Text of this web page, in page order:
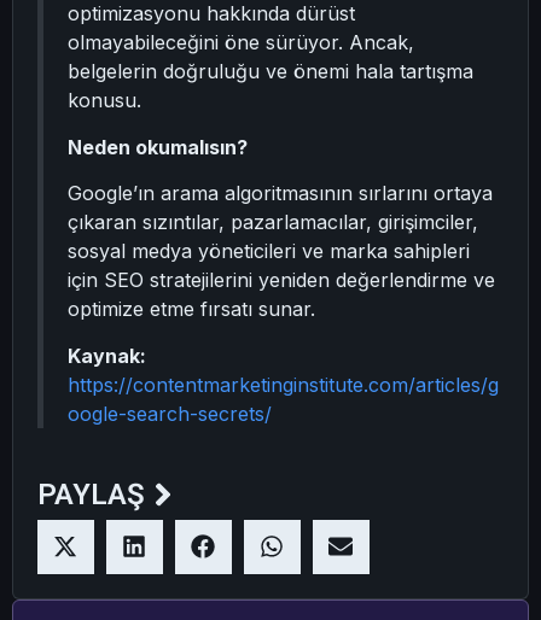
optimizasyonu hakkında dürüst
olmayabileceğini öne sürüyor. Ancak,
belgelerin doğruluğu ve önemi hala tartışma
konusu.
Neden okumalısın?
Google’ın arama algoritmasının sırlarını ortaya
çıkaran sızıntılar, pazarlamacılar, girişimciler,
sosyal medya yöneticileri ve marka sahipleri
için SEO stratejilerini yeniden değerlendirme ve
optimize etme fırsatı sunar.
Kaynak:
https://contentmarketinginstitute.com/articles/g
oogle-search-secrets/
PAYLAŞ